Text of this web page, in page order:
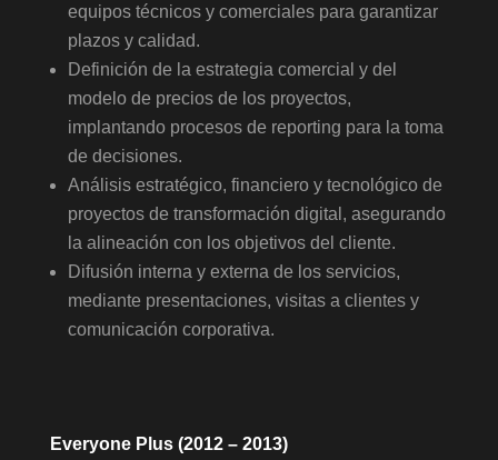
equipos técnicos y comerciales para garantizar
plazos y calidad.
Definición de la estrategia comercial y del
modelo de precios de los proyectos,
implantando procesos de reporting para la toma
de decisiones.
Análisis estratégico, financiero y tecnológico de
proyectos de transformación digital, asegurando
la alineación con los objetivos del cliente.
Difusión interna y externa de los servicios,
mediante presentaciones, visitas a clientes y
comunicación corporativa.
Everyone Plus (2012 – 2013)